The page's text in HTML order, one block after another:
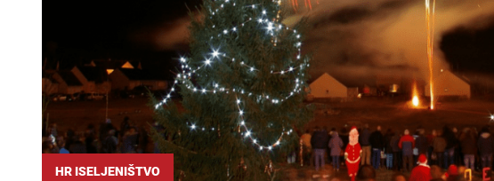
HR ISELJENIŠTVO